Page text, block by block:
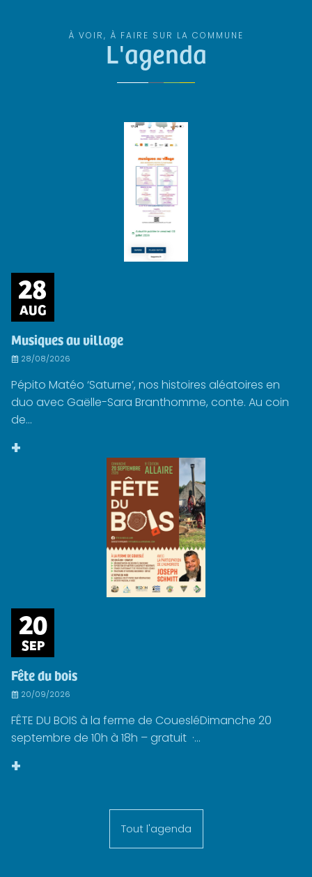
À VOIR, À FAIRE SUR LA COMMUNE
L'agenda
28
AUG
Musiques au village
28/08/2026
Pépito Matéo ‘Saturne’, nos histoires aléatoires en
duo avec Gaëlle-Sara Branthomme, conte. Au coin
de...
+
20
SEP
Fête du bois
20/09/2026
FÊTE DU BOIS à la ferme de CouesléDimanche 20
septembre de 10h à 18h – gratuit ·...
+
Tout l'agenda